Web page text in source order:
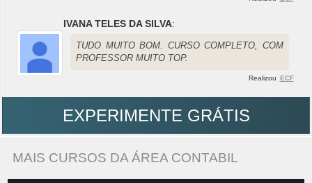
IVANA TELES DA SILVA:
TUDO MUITO BOM. CURSO COMPLETO, COM
PROFESSOR MUITO TOP.
Realizou ECF
EXPERIMENTE GRÁTIS
MAIS CURSOS DA ÁREA CONTABIL